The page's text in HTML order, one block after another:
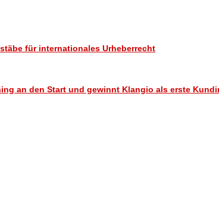
für internationales Urheberrecht
an den Start und gewinnt Klangio als erste